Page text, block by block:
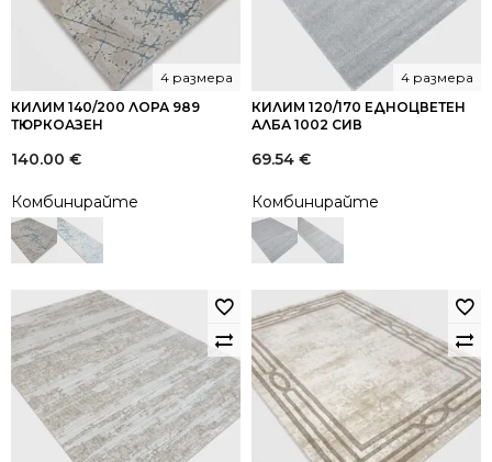
КИЛИМ 140/200 ЛОРА 989
ТЮРКОАЗЕН
4 размера
140.00 €
Комбинирайте
КИЛИМ 120/170 ЕДНОЦВЕТЕН
АЛБА 1002 СИВ
4 размера
69.54 €
Комбинирайте